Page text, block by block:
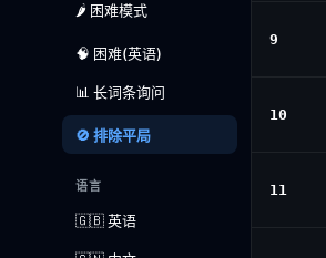
🌶️ 困难模式
🧠 困难(英语)
📊 长词条询问
🚫 排除平局
语言
🇬🇧 英语
9
10
11